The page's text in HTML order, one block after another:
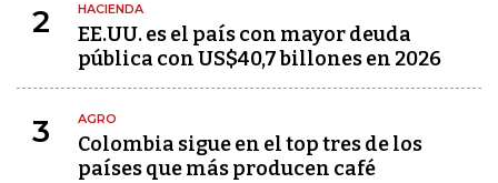
2 HACIENDA
EE.UU. es el país con mayor deuda
pública con US$40,7 billones en 2026
3 AGRO
Colombia sigue en el top tres de los
países que más producen café